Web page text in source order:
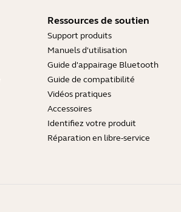
Ressources de soutien
Support produits
Manuels d'utilisation
Guide d'appairage Bluetooth
Guide de compatibilité
Vidéos pratiques
Accessoires
Identifiez votre produit
Réparation en libre-service